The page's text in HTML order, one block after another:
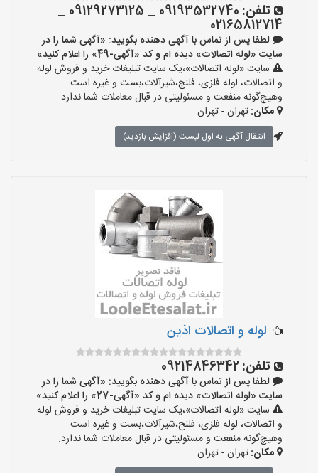
تلفن:
09193532740 _ 09129273125 _
02165812714
لطفا پس از تماس با آگهی دهنده بگویید: «آگهی شما را در
سایت «لوله اتصالات» دیده ام و کد «آگهی-49» را اعلام کنید»
سایت «لوله اتصالات»،یک سایت تبلیغات خرید و فروش لوله
و اتصالات، لوله فلزی، فلنج،شیرآلات،بست و غیره است
وهیچ‌گونه منفعت و مسئولیتی در قبال معاملات شما ندارد.
مکان:تهران - تهران
انتقال آگهی به اول لیست (افزایش بازدید)
لوله و اتصالات اذین
تلفن:09214846342
لطفا پس از تماس با آگهی دهنده بگویید: «آگهی شما را در
سایت «لوله اتصالات» دیده ام و کد «آگهی-27» را اعلام کنید»
سایت «لوله اتصالات»،یک سایت تبلیغات خرید و فروش لوله
و اتصالات، لوله فلزی، فلنج،شیرآلات،بست و غیره است
وهیچ‌گونه منفعت و مسئولیتی در قبال معاملات شما ندارد.
مکان:تهران - تهران